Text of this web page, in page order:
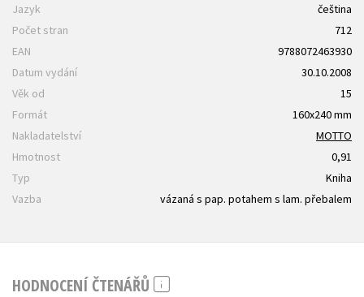
Jazyk
čeština
Počet stran
712
EAN
9788072463930
Datum vydání
30.10.2008
Věk od
15
Formát
160x240 mm
Nakladatelství
MOTTO
Hmotnost
0,91
Typ
Kniha
Vazba
vázaná s pap. potahem s lam. přebalem
HODNOCENÍ ČTENÁŘŮ